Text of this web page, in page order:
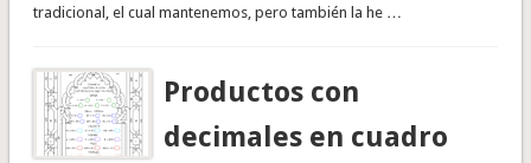
tradicional, el cual mantenemos, pero también la he …
Productos con
decimales en cuadro